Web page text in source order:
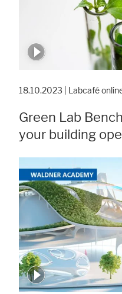
18.10.2023 | Labcafé
Green Lab
your building